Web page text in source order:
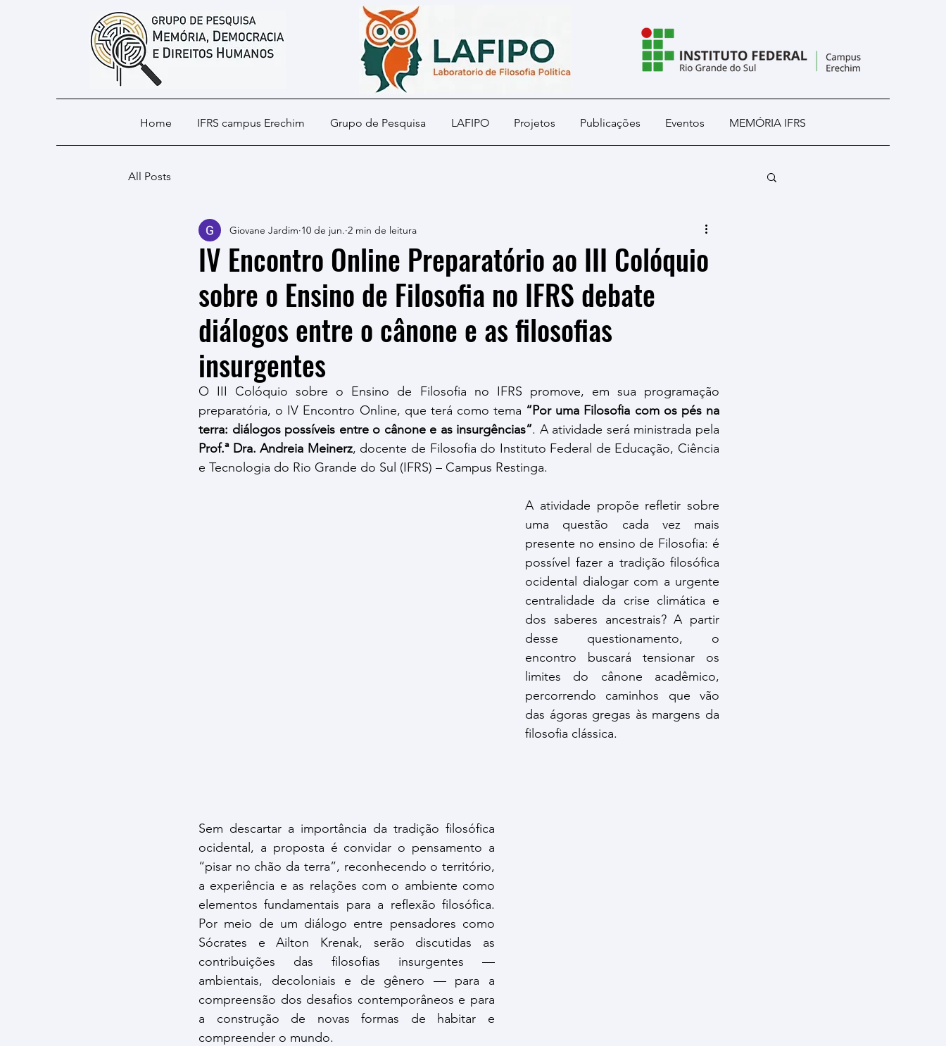
Home IFRS campus Erechim Grupo de Pesquisa LAFIPO Projetos Publicações Eventos MEMÓRIA IFRS
All Posts
IV Encontro Online Preparatório ao III Colóquio
sobre o Ensino de Filosofia no IFRS debate
diálogos entre o cânone e as filosofias
insurgentes
Giovane Jardim 10 de jun. 2 min de leitura
O III Colóquio sobre o Ensino de Filosofia no IFRS promove, em sua programação
preparatória, o IV Encontro Online, que terá como tema “Por uma Filosofia com os pés na
terra: diálogos possíveis entre o cânone e as insurgências”
Prof.ª Dra. Andreia Meinerz, docente de Filosofia do Instituto Federal de Educação, Ciência
e Tecnologia do Rio Grande do Sul (IFRS) – Campus Restinga.
A atividade propõe refletir sobre
uma questão cada vez mais
presente no ensino de Filosofia: é
possível fazer a tradição filosófica
ocidental dialogar com a urgente
centralidade da crise climática e
dos saberes ancestrais? A partir
desse questionamento, o
encontro buscará tensionar os
limites do cânone acadêmico,
percorrendo caminhos que vão
das ágoras gregas às margens da
filosofia clássica.
Sem descartar a importância da tradição filosófica
ocidental, a proposta é convidar o pensamento a
“pisar no chão da terra”, reconhecendo o território,
a experiência e as relações com o ambiente como
elementos fundamentais para a reflexão filosófica.
Por meio de um diálogo entre pensadores como
Sócrates e Ailton Krenak, serão discutidas as
contribuições das filosofias insurgentes —
ambientais, decoloniais e de gênero — para a
compreensão dos desafios contemporâneos e para
a construção de novas formas de habitar e
compreender o mundo.